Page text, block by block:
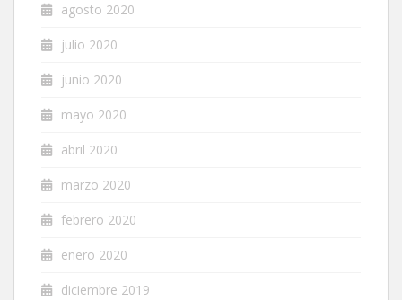
agosto 2020
julio 2020
junio 2020
mayo 2020
abril 2020
marzo 2020
febrero 2020
enero 2020
diciembre 2019